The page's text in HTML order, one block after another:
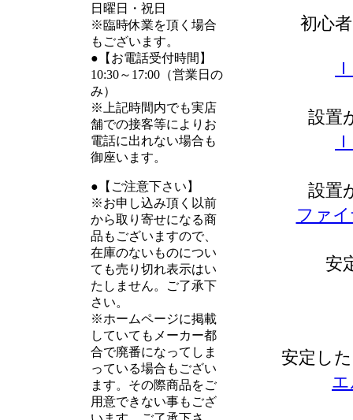
日曜日・祝日
※臨時休業を頂く場合
もございます。
●【お電話受付時間】
10:30～17:00（営業日の
み）
※上記時間内でも実店
舗での接客等によりお
電話に出れない場合も
御座います。
●【ご注意下さい】
※お申し込み頂く以前
から取り寄せになる商
品もございますので、
在庫のないものについ
ても売り切れ表示はい
たしません。ご了承下
さい。
※ホームページに掲載
していてもメーカー都
合で廃番になってしま
っている場合もござい
ます。その際商品をご
用意できない事もござ
初心
設置
設置
ファ
安
安定し